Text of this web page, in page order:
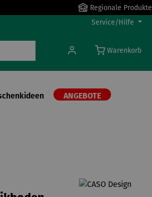
Regionale Produkte
Service/Hilfe
Warenkorb
ANGEBOTE